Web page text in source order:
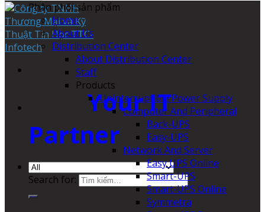
Your IT
Partner
Search for:
Phân phối sản phẩm
Home
About Us
Distribution Center
About Distribution Center
Staff
Products
Uninterruptible Power Supply
Computer And Peripheral
Back-UPS
Easy-UPS
Network And Server
Easy UPS Online
Smart-UPS
Smart-UPS Online
Symmetra